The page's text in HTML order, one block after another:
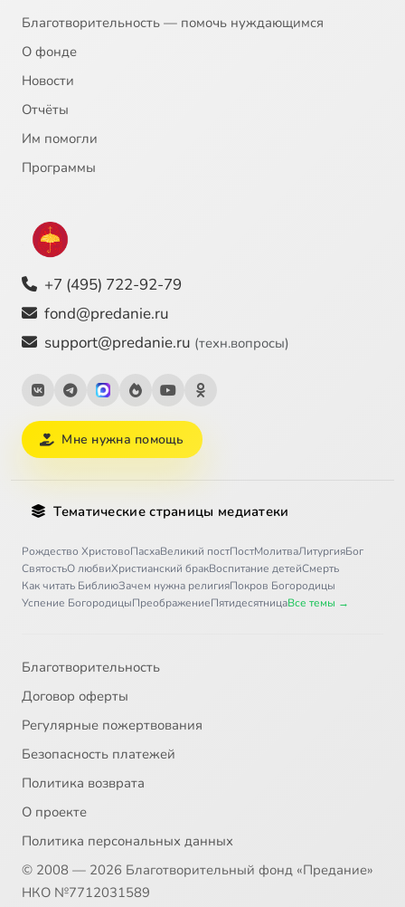
Благотворительность — помочь нуждающимся
О фонде
Новости
Отчёты
Им помогли
Программы
+7 (495) 722-92-79
fond@predanie.ru
support@predanie.ru (техн.вопросы)
Мне нужна помощь
Тематические страницы медиатеки
Рождество ХристовоПасхаВеликий постПостМолитваЛитургияБог
СвятостьО любвиХристианский бракВоспитание детейСмерть
Как читать БиблиюЗачем нужна религияПокров Богородицы
Успение БогородицыПреображениеПятидесятницаВсе темы →
Благотворительность
Договор оферты
Регулярные пожертвования
Безопасность платежей
Политика возврата
О проекте
Политика персональных данных
© 2008 — 2026 Благотворительный фонд «Предание»
НКО №7712031589